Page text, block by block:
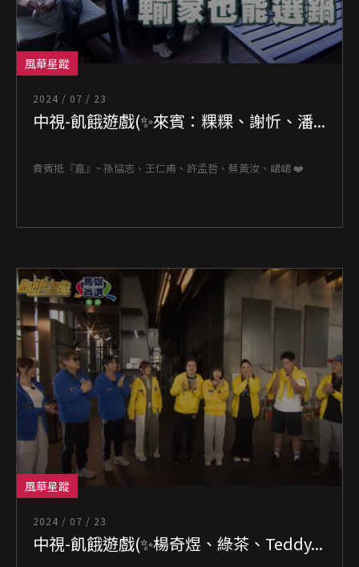
風華星蹤
2024 / 07 / 23
中視-飢餓遊戲(✨來賓：粿粿、謝忻、潘...
貴賓抵『嘉』~ 孫協志、王仁甫、許孟哲、蔡黃汝、峮峮 ❤️
風華星蹤
2024 / 07 / 23
中視-飢餓遊戲(✨楊奇煜、綠茶、Teddy...